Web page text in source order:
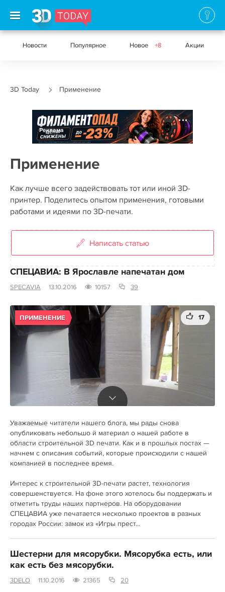
Новости Популярное Новое +8 Акции
3D Today Применение
Реклама
Применение
Как лучше всего задействовать тот или иной 3D-
принтер. Поделитесь опытом применения, готовыми
работами и идеями по 3D-печати.
Написать статью
СПЕЦАВИА: В Ярославле напечатан дом
SPECAVIA 13.10.2016 10157 39
ПРИМЕНЕНИЕ 17
Уважаемые читатели нашего блога, мы рады снова
опубликовать небольшо й материал о нашей работе в
области строительной 3D печати. Как и в прошлых постах —
начнем с описания событий, которые происходили с нашей
компанией в последнее время.
Интерес к строительной 3D-печати растет, технология
совершенствуется. На фоне этого хотелось бы поддержать и
отметить труды наших партнеров. На оборудовании
СПЕЦАВИА уже печатается несколько проектов в разных
городах России: замок из «Игры прест...
Шестерни для мясорубки. Мясорубка есть, или
как есть без мясорубки.
3DELO 11.10.2016 21365 20